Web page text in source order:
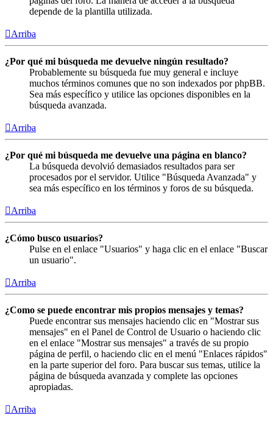
depende de la plantilla utilizada.
Arriba
¿Por qué mi búsqueda me devuelve ningún resultado?
Probablemente su búsqueda fue muy general e incluye
muchos términos comunes que no son indexados por phpBB.
Sea más específico y utilice las opciones disponibles en la
búsqueda avanzada.
Arriba
¿Por qué mi búsqueda me devuelve una página en blanco?
La búsqueda devolvió demasiados resultados para ser
procesados por el servidor. Utilice "Búsqueda Avanzada" y
sea más específico en los términos y foros de su búsqueda.
Arriba
¿Cómo busco usuarios?
Pulse en el enlace "Usuarios" y haga clic en el enlace "Buscar
un usuario".
Arriba
¿Como se puede encontrar mis propios mensajes y temas?
Puede encontrar sus mensajes haciendo clic en "Mostrar sus
mensajes" en el Panel de Control de Usuario o haciendo clic
en el enlace "Mostrar sus mensajes" a través de su propio
página de perfil, o haciendo clic en el menú "Enlaces rápidos"
en la parte superior del foro. Para buscar sus temas, utilice la
página de búsqueda avanzada y complete las opciones
apropiadas.
Arriba